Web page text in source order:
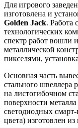
Для игрового
изготовлена и
Golden Jack. Работа
технологических
спектр работ вошли
металлической
пикселями,
Основная часть
стального
на листогибочном
поверхности
светодиодных
цвета) изготовлен